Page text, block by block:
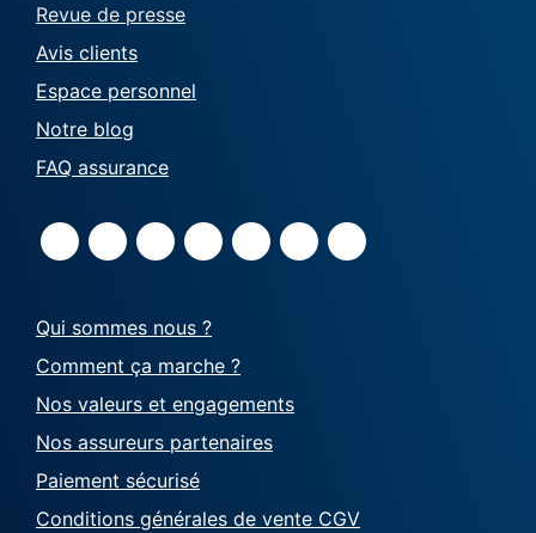
Revue de presse
Avis clients
Espace personnel
Notre blog
FAQ assurance
Qui sommes nous ?
Comment ça marche ?
Nos valeurs et engagements
Nos assureurs partenaires
Paiement sécurisé
Conditions générales de vente CGV